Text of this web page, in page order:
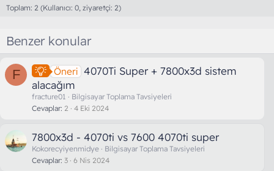
Toplam: 2 (Kullanıcı: 0, ziyaretçi: 2)
Benzer konular
F Öneri 4070Ti Super + 7800x3d sistem
alacağım
fracture01
Bilgisayar Toplama Tavsiyeleri
Cevaplar 2 4 Eki 2024
7800x3d - 4070ti vs 7600 4070ti super
Kokorecyiyenmidye
Bilgisayar Toplama Tavsiyeleri
Cevaplar 3 6 Nis 2024